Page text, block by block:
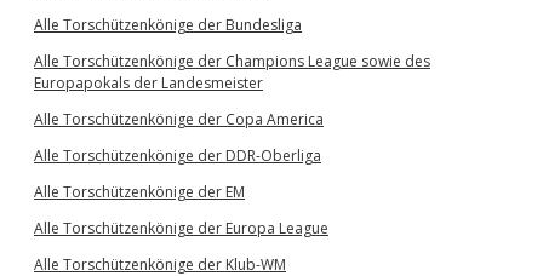
Alle Torschützenkönige der Bundesliga
Alle Torschützenkönige der Champions League sowie des
Europapokals der Landesmeister
Alle Torschützenkönige der Copa America
Alle Torschützenkönige der DDR-Oberliga
Alle Torschützenkönige der EM
Alle Torschützenkönige der Europa League
Alle Torschützenkönige der Klub-WM